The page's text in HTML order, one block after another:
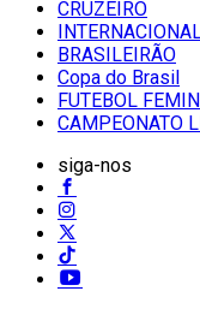
CRUZEIRO
BRASILEIRÃO
Copa do Brasil
FUTEBOL
CAMPEONATO
siga-nos